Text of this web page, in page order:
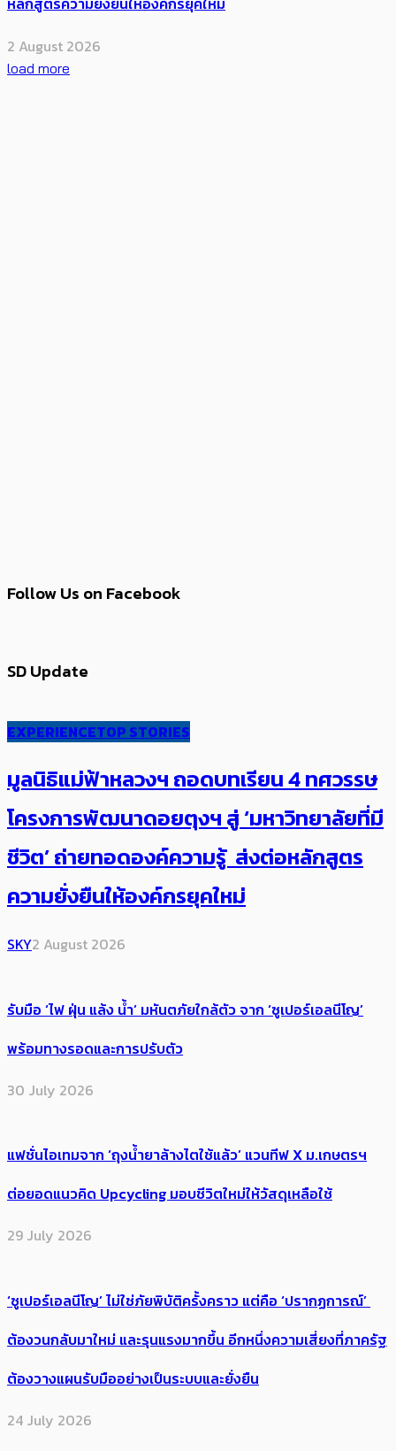
2 August 2026
load more
Follow Us on Facebook
SD Update
EXPERIENCETOP STORIES
มูลนิธิแม่ฟ้าหลวงฯ ถอดบทเรียน 4 ทศวรรษ
โครงการพัฒนาดอยตุงฯ สู่ ‘มหาวิทยาลัยที่มี
ชีวิต’ ถ่ายทอดองค์ความรู้ ส่งต่อหลักสูตร
ความยั่งยืนให้องค์กรยุคใหม่
SKY2 August 2026
รับมือ ‘ไฟ ฝุ่น แล้ง น้ำ’ มหันตภัยใกล้ตัว จาก ‘ซูเปอร์เอลนีโญ’
พร้อมทางรอดและการปรับตัว
30 July 2026
แฟชั่นไอเทมจาก ‘ถุงน้ำยาล้างไตใช้แล้ว’ แวนทีฟ X ม.เกษตรฯ
ต่อยอดแนวคิด Upcycling มอบชีวิตใหม่ให้วัสดุเหลือใช้
29 July 2026
‘ซูเปอร์เอลนีโญ’ ไม่ใช่ภัยพิบัติครั้งคราว แต่คือ ‘ปรากฏการณ์’ ​
ต้อง​วนกลับมาใหม่ และรุนแรงมากขึ้น อีกหนึ่งความเสี่ยงที่ภาครัฐ
ต้องวางแผนรับมืออย่างเป็นระบบและยั่งยืน
24 July 2026